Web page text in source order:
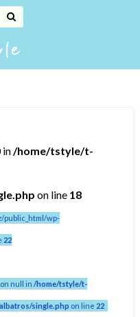
in/home/tstyle/t-
on line 18
wp-
22
null in/home/tstyle/t-
single.php on line 22